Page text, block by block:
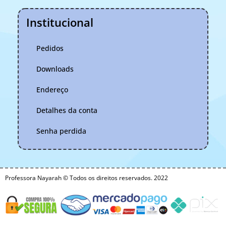
Institucional
Pedidos
Downloads
Endereço
Detalhes da conta
Senha perdida
Professora Nayarah © Todos os direitos reservados. 2022